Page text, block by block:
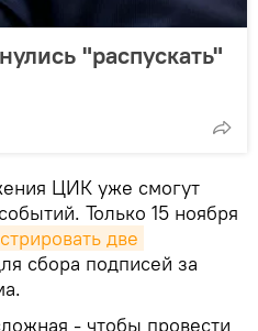
"распускать"
ЦИК уже смогут
Только 15 ноября
две
сбора подписей за
- чтобы провести